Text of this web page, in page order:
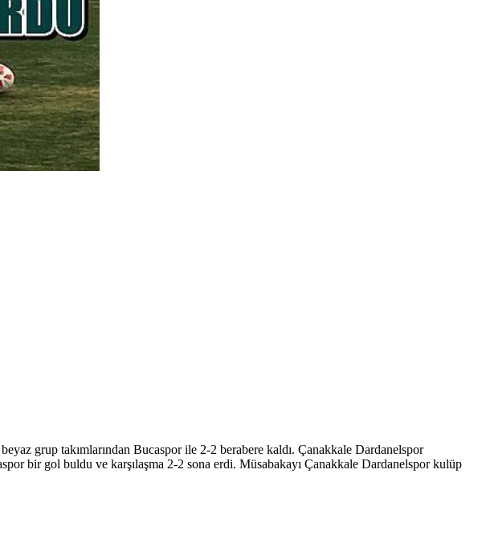
grup takımlarından Bucaspor ile 2-2 berabere kaldı. Çanakkale Dardanelspor
bir gol buldu ve karşılaşma 2-2 sona erdi. Müsabakayı Çanakkale Dardanelspor kulüp